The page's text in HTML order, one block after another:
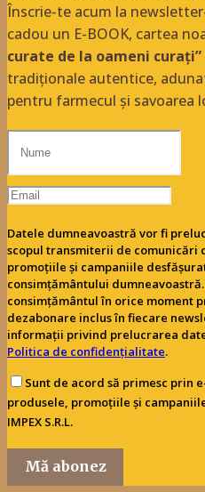
Înscrie-te acum la
cadou un E-BOOK, cartea
curate de la oameni curați”
tradiționale autentice,
pentru farmecul și savoarea
Datele dumneavoastră vor fi
scopul transmiterii de comunicări
promoțiile și campaniile
consimțământului
consimțământul în orice moment
dezabonare inclus în fiecare
informații privind prelucrarea
Politica de confidențialitate.
Sunt de acord să primesc prin
produsele, promoțiile și
IMPEX S.R.L.
Mă abonez